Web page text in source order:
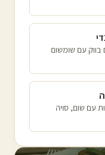
בווק עם שומשום
עם שום, סויה